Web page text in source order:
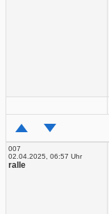
007
02.04.2025, 06:57 Uhr
ralle